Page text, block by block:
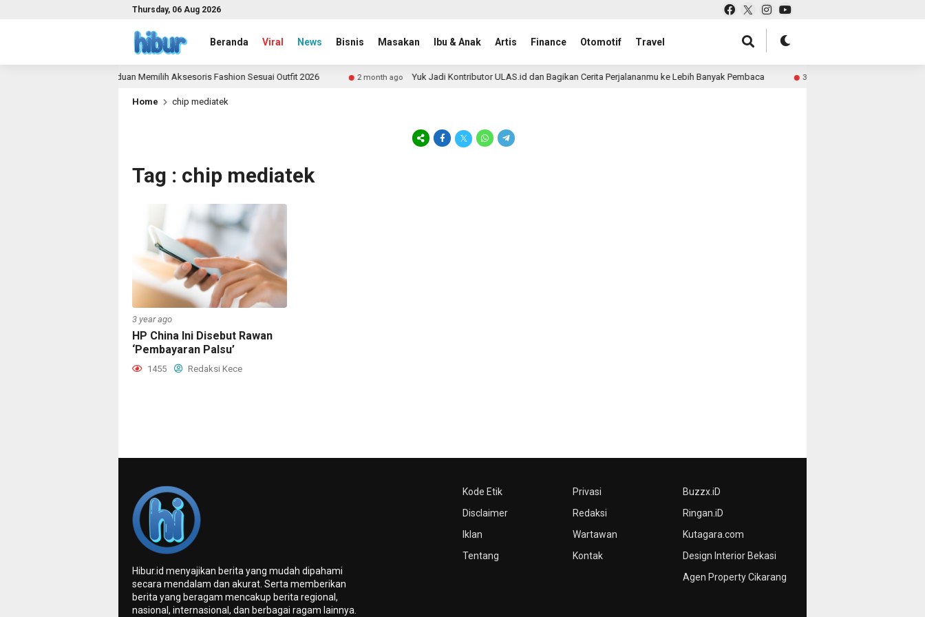
Thursday, 06 Aug 2026
Beranda Viral News Bisnis Masakan Ibu & Anak Artis Finance Otomotif Travel
Panduan Memilih Aksesoris Fashion Sesuai Outfit 2026 2 month ago Yuk Jadi Kontributor ULAS.id dan Bagikan Cerita Perjalananmu ke Lebih Banyak Pembaca 3 month ago
Home chip mediatek
Tag : chip mediatek
3 year ago
HP China Ini Disebut Rawan
‘Pembayaran Palsu’
1455 Redaksi Kece
Kode Etik
Disclaimer
Iklan
Tentang
Privasi
Redaksi
Wartawan
Kontak
Buzzx.iD
Ringan.iD
Kutagara.com
Design Interior Bekasi
Agen Property Cikarang
Hibur.id menyajikan berita yang mudah dipahami
secara mendalam dan akurat. Serta memberikan
berita yang beragam mencakup berita regional,
nasional, internasional, dan berbagai ragam lainnya.